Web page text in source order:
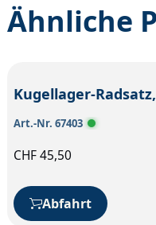
Ähnliche
Kugellager-
Art.-Nr. 67403
CHF45,50
Abfahrt